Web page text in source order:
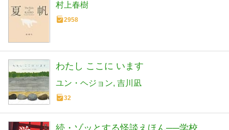
村上春樹
2958
わたし ここに います
ユン・ヘジョン 吉川凪
32